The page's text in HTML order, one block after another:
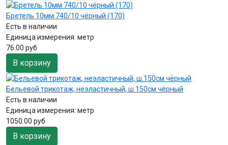
Бретель 10мм 740/10 чёрный (170)
Есть в наличии
Единица измерения: метр
76.00 руб
В корзину
Бельевой трикотаж, неэластичный, ш.150см чёрный
Есть в наличии
Единица измерения: метр
1050.00 руб
В корзину